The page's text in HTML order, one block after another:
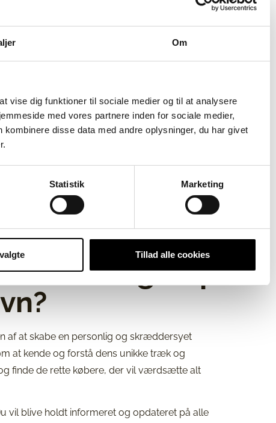
Om
vise dig funktioner til sociale medier og til at analysere
med vores partnere inden for sociale medier,
disse data med andre oplysninger, du har givet
Statistik Marketing
Tillad alle cookies
din ejendom på Christianshavn, er vi her for
på
af at skabe en personlig og skræddersyet
at kende og forstå dens unikke træk og
finde de rette købere, der vil værdsætte alt
vil blive holdt informeret og opdateret på alle